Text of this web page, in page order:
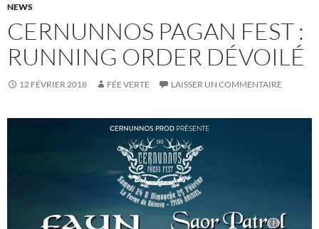
NEWS
CERNUNNOS PAGAN FEST :
RUNNING ORDER DÉVOILÉ
12 FÉVRIER 2018 FÉE VERTE LAISSER UN COMMENTAIRE